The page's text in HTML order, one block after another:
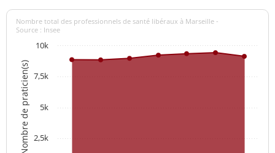
Nombre de praticien(s)
Nombre total des professionnels de santé libéraux à Marseille -
Source : Insee
2,5k
5k
7,5k
10k